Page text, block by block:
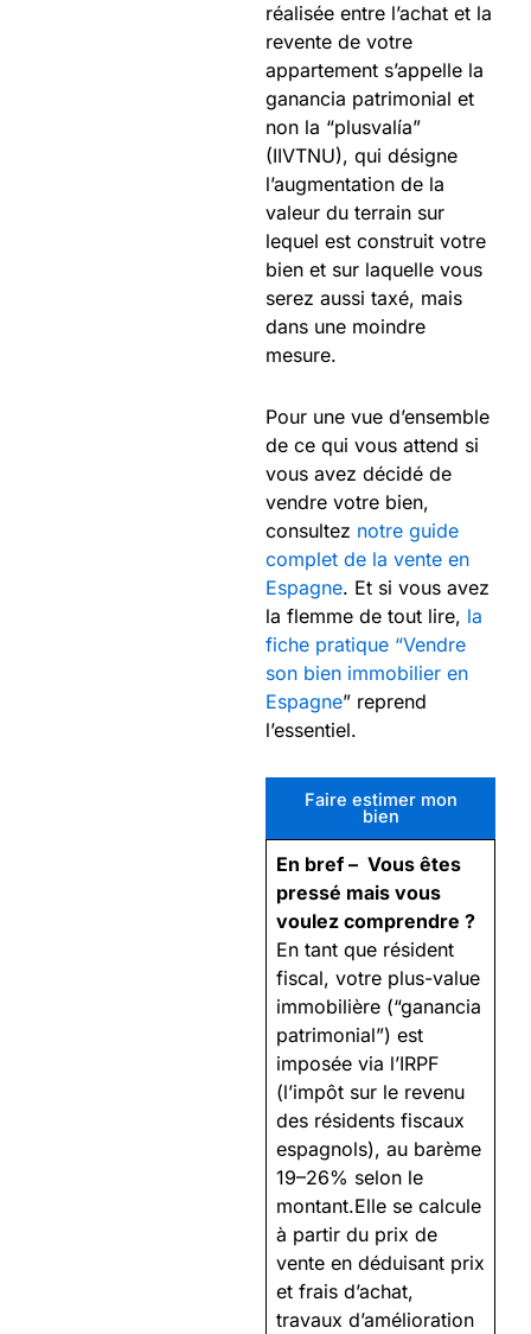
réalisée entre l’achat et la
revente de votre
appartement s’appelle la
ganancia patrimonial et
non la “plusvalía”
(IIVTNU), qui désigne
l’augmentation de la
valeur du terrain sur
lequel est construit votre
bien et sur laquelle vous
serez aussi taxé, mais
dans une moindre
mesure.
Pour une vue d’ensemble
de ce qui vous attend si
vous avez décidé de
vendre votre bien,
consultez notre guide
complet de la vente en
Espagne. Et si vous avez
la flemme de tout lire, la
fiche pratique “Vendre
son bien immobilier en
Espagne” reprend
l’essentiel.
Faire estimer mon
bien
En bref – Vous êtes
pressé mais vous
voulez comprendre ?
En tant que résident
fiscal, votre plus-value
immobilière (“ganancia
patrimonial”) est
imposée via l’IRPF
(l’impôt sur le revenu
des résidents fiscaux
espagnols), au barème
19–26% selon le
montant.Elle se calcule
à partir du prix de
vente en déduisant prix
et frais d’achat,
travaux d’amélioration